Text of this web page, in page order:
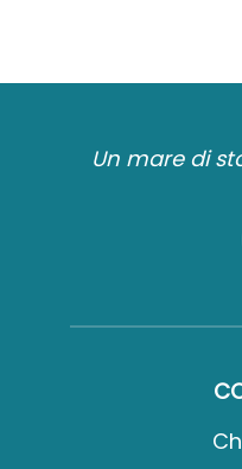
Un mare di